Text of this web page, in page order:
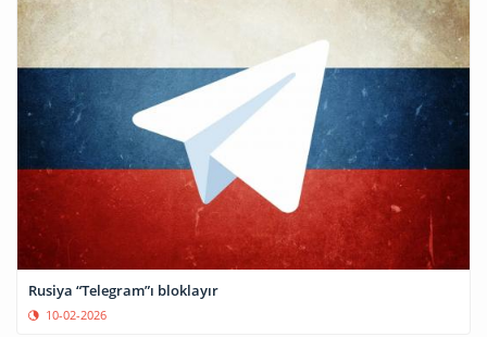
Rusiya “Telegram”ı bloklayır
10-02-2026